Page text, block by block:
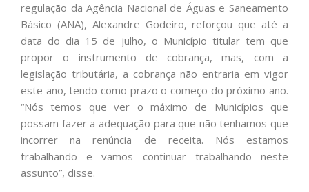
regulação da Agência Nacional de Águas e Saneamento
Básico (ANA), Alexandre Godeiro, reforçou que até a
data do dia 15 de julho, o Município titular tem que
propor o instrumento de cobrança, mas, com a
legislação tributária, a cobrança não entraria em vigor
este ano, tendo como prazo o começo do próximo ano.
“Nós temos que ver o máximo de Municípios que
possam fazer a adequação para que não tenhamos que
incorrer na renúncia de receita. Nós estamos
trabalhando e vamos continuar trabalhando neste
assunto”, disse.